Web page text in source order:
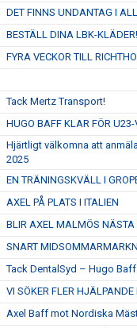
DET FINNS UNDANTAG I
BESTÄLL DINA LBK-KLÄDER!
FYRA VECKOR TILL
Tack Mertz Transport!
HUGO BAFF KLAR FÖR U23-
Hjärtligt välkomna att
2025
EN TRÄNINGSKVÄLL I
AXEL PÅ PLATS I ITALIEN
BLIR AXEL MALMÖS NÄSTA
SNART
Tack DentalSyd – Hugo
VI SÖKER FLER
Axel Baff mot Nordiska